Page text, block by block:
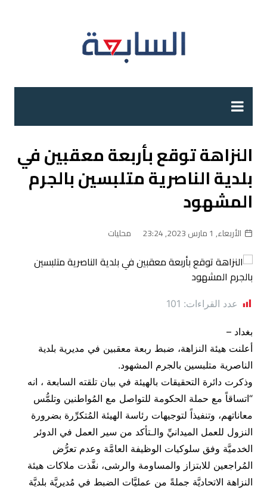
النزاهة توقع بأربعة معقبين في
بلدية الناصرية متلبسين بالجرم
المشهود
الأربعاء, 1 مارس 2023, 23:24 محليات
عدد القراءات: 101
بغداد –
أعلنت هيئة النزاهة، ضبط ربعة معقبين في مديرية بلدية
الناصرية متلبسين بالجرم المشهود.
وذكرت دائرة التحقيقات بالهيئة في بيان تلقته السابعة ، انه
“اتساقاً مع حملة الحكومة للتواصل مع المُواطنين وتلمُّس
معاناتهم، وتنفيذاً لتوجيهات رئاسة الهيئة المُتكرِّرة بضرورة
النزول للعمل الميدانيِّ والـتأكد من سير العمل في الدوئر
الخدميَّة وفق سلوكيات الوظيفة العامَّة وعدم تعرُّض
المُراجعين للابتزاز والمساومة والرشى، نفَّذت ملاكات هيئة
النزاهة الاتحاديَّة جملةً من عمليَّات الضبط في مُديريَّة بلديَّة